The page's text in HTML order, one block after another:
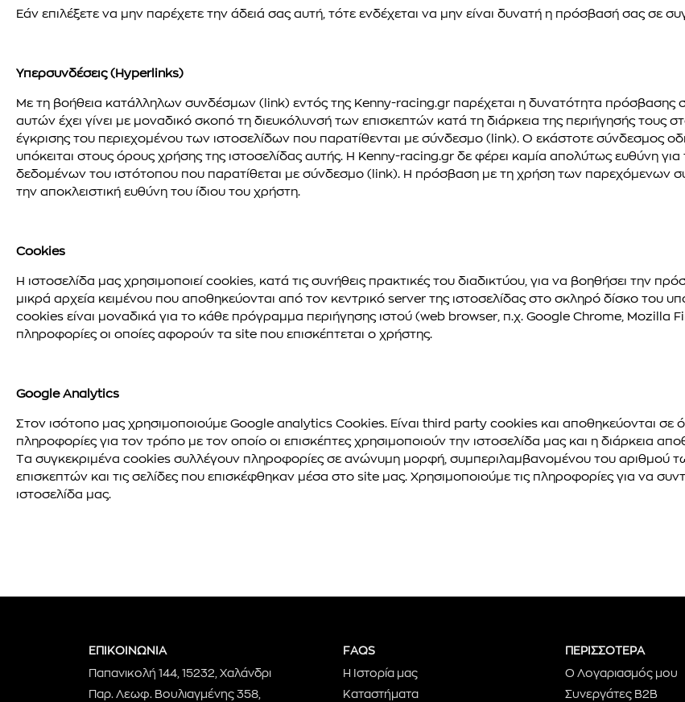
Εάν επιλέξετε να μην παρέχετε την άδειά σας αυτή, τότε ενδέχεται να μην είναι δυνατή η πρόσβασή σας σε
Υπερσυνδέσεις (Hyperlinks)
Με τη βοήθεια κατάλληλων συνδέσμων (link) εντός της Kenny-racing.gr παρέχεται η δυνατότητα πρόσβασης
αυτών έχει γίνει με μοναδικό σκοπό τη διευκόλυνσή των επισκεπτών κατά τη διάρκεια της περιήγησής τους
έγκρισης του περιεχομένου των ιστοσελίδων που παρατίθενται με σύνδεσμο (link). Ο εκάστοτε σύνδεσμος
υπόκειται στους όρους χρήσης της ιστοσελίδας αυτής. Η Kenny-racing.gr δε φέρει καμία απολύτως ευθύνη για
δεδομένων του ιστότοπου που παρατίθεται με σύνδεσμο (link). Η πρόσβαση με τη χρήση των παρεχόμενων
την αποκλειστική ευθύνη του ίδιου του χρήστη.
Cookies
Η ιστοσελίδα μας χρησιμοποιεί cookies, κατά τις συνήθεις πρακτικές του διαδικτύου, για να βοηθήσει την
μικρά αρχεία κειμένου που αποθηκεύονται από τον κεντρικό server της ιστοσελίδας στο σκληρό δίσκο του
cookies είναι μοναδικά για το κάθε πρόγραμμα περιήγησης ιστού (web browser, π.χ. Google Chrome, Mozilla
πληροφορίες οι οποίες αφορούν τα site που επισκέπτεται ο χρήστης.
Google Analytics
Στον ισότοπο μας χρησιμοποιούμε Google analytics Cookies. Είναι third party cookies και αποθηκεύονται σε
πληροφορίες για τον τρόπο με τον οποίο οι επισκέπτες χρησιμοποιούν την ιστοσελίδα μας και η διάρκεια
Τα συγκεκριμένα cookies συλλέγουν πληροφορίες σε ανώνυμη μορφή, συμπεριλαμβανομένου του αριθμού
επισκεπτών και τις σελίδες που επισκέφθηκαν μέσα στο site μας. Χρησιμοποιούμε τις πληροφορίες για να
ιστοσελίδα μας.
ΕΠΙΚΟΙΝΩΝΙΑ
Παπανικολή 144, 15232, Χαλάνδρι
Παρ. Λεωφ. Βουλιαγμένης 358,
FAQS
Η Ιστορία μας
Καταστήματα
ΠΕΡΙΣΣΟΤΕΡΑ
Ο Λογαριασμός μου
Συνεργάτες B2B